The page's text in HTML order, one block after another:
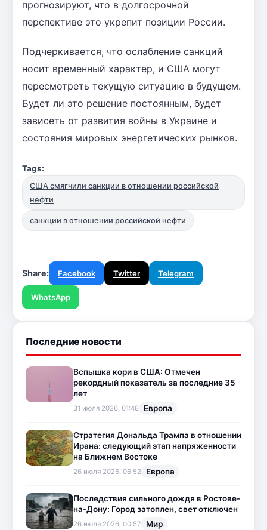
прогнозируют, что в долгосрочной
перспективе это укрепит позиции России.
Подчеркивается, что ослабление санкций
носит временный характер, и США могут
пересмотреть текущую ситуацию в будущем.
Будет ли это решение постоянным, будет
зависеть от развития войны в Украине и
состояния мировых энергетических рынков.
Tags:
США смягчили санкции в отношении российской
нефти
санкции в отношении российской нефти
Share: Facebook Twitter Telegram
WhatsApp
Последние новости
Вспышка кори в США: Отмечен
рекордный показатель за последние 35
лет
31 июля 2026, 01:48 Европа
Стратегия Дональда Трампа в отношении
Ирана: следующий этап напряженности
на Ближнем Востоке
26 июля 2026, 06:52 Европа
Последствия сильного дождя в Ростове-
на-Дону: Город затоплен, свет отключен
26 июля 2026, 00:57 Мир